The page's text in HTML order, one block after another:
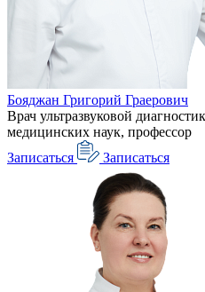
Бояджан Григорий Граерович
Врач ультразвуковой
медицинских наук, профессор
Записаться
Записаться